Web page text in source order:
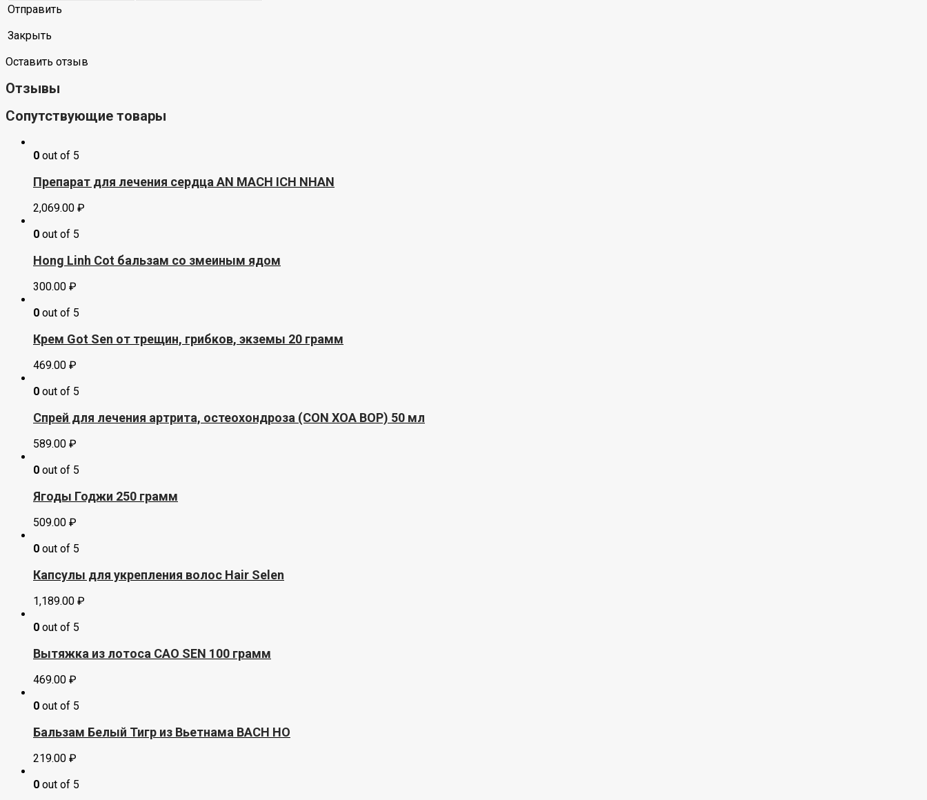
Отправить
Закрыть
Оставить отзыв
Отзывы
Сопутствующие товары
0 out of 5
Препарат для лечения сердца AN MACH ICH NHAN
2,069.00 ₽
0 out of 5
Hong Linh Cot бальзам со змеиным ядом
300.00 ₽
0 out of 5
Крем Got Sеn от трещин, грибков, экземы 20 грамм
469.00 ₽
0 out of 5
Спрей для лечения артрита, остеохондроза (CON XOA BOP) 50 мл
589.00 ₽
0 out of 5
Ягоды Годжи 250 грамм
509.00 ₽
0 out of 5
Капсулы для укрепления волос Hair Selen
1,189.00 ₽
0 out of 5
Вытяжка из лотоса CAO SEN 100 грамм
469.00 ₽
0 out of 5
Бальзам Белый Тигр из Вьетнама BACH HO
219.00 ₽
0 out of 5